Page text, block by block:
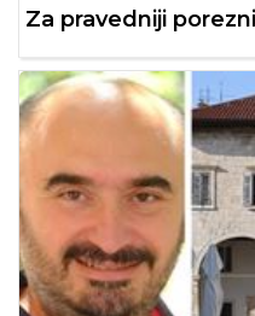
Za pravedniji